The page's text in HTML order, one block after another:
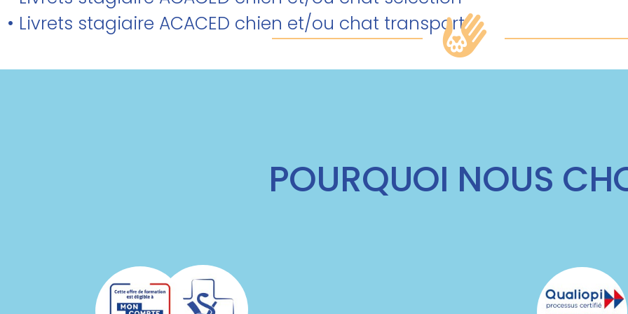
• Livrets stagiaire ACACED chien et/ou chat transport
POURQUOI NOUS